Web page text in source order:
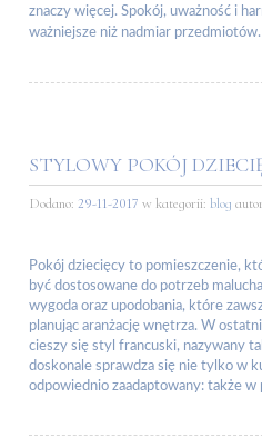
znaczy więcej. Spokój, uważność i
ważniejsze niż nadmiar przedmiotów.
STYLOWY POKÓJ
Dodano: 29-11-2017 w kategorii: blog
Pokój dziecięcy to pomieszczenie,
być dostosowane do potrzeb
wygoda oraz upodobania, które
planując aranżację wnętrza. W
cieszy się styl francuski, nazywany
doskonale sprawdza się nie tylko w
odpowiednio zaadaptowany: także w